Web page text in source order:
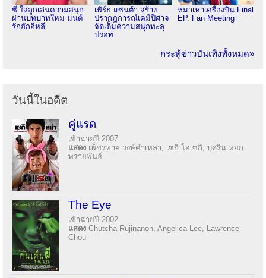
ซี ใส่ลูกเล่นความสนุก
ผ่านบทบาทใหม่ มนต์
รักฮักอีหลี
เพิร์ธ แซนต้า สร้าง
ปรากฏการณ์เคมีปีศาจ
จัดเต็มความสนุกทะลุ
ปรอท
หมาเห่าเครื่องบิน Final
EP. Fan Meeting
กระทู้ข่าวบันเทิงทั้งหมด»
วันนี้ในอดีต
คู่แรด
เข้าฉายปี 2007
แสดง เพ็ชรทาย วงษ์คำเหลา, เซกิ โอเซกิ, บุศริน หยก
พรายพันธ์
The Eye
เข้าฉายปี 2002
แสดง Chutcha Rujinanon, Angelica Lee, Lawrence
Chou